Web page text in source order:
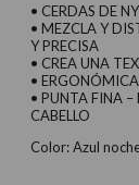
• CERDAS DE
• MEZCLA Y
Y PRECISA
• CREA UNA
•
• PUNTA FINA –
CABELLO
Color: Azul